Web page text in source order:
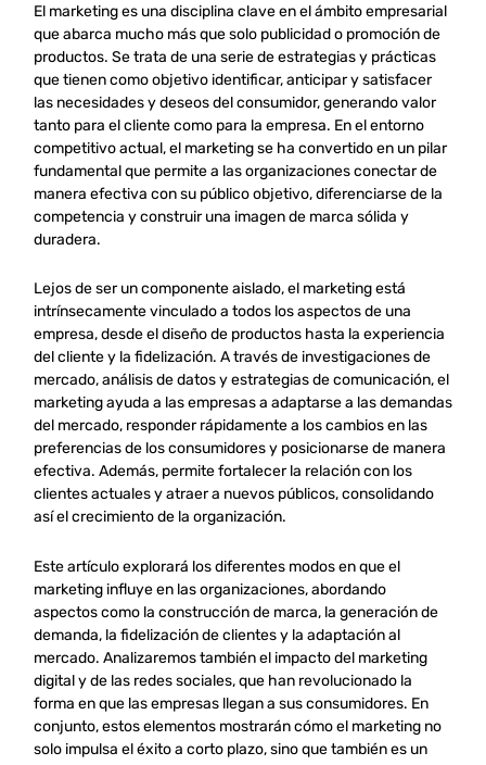
El marketing es una disciplina clave en el ámbito empresarial
que abarca mucho más que solo publicidad o promoción de
productos. Se trata de una serie de estrategias y prácticas
que tienen como objetivo identificar, anticipar y satisfacer
las necesidades y deseos del consumidor, generando valor
tanto para el cliente como para la empresa. En el entorno
competitivo actual, el marketing se ha convertido en un pilar
fundamental que permite a las organizaciones conectar de
manera efectiva con su público objetivo, diferenciarse de la
competencia y construir una imagen de marca sólida y
duradera.
Lejos de ser un componente aislado, el marketing está
intrínsecamente vinculado a todos los aspectos de una
empresa, desde el diseño de productos hasta la experiencia
del cliente y la fidelización. A través de investigaciones de
mercado, análisis de datos y estrategias de comunicación, el
marketing ayuda a las empresas a adaptarse a las demandas
del mercado, responder rápidamente a los cambios en las
preferencias de los consumidores y posicionarse de manera
efectiva. Además, permite fortalecer la relación con los
clientes actuales y atraer a nuevos públicos, consolidando
así el crecimiento de la organización.
Este artículo explorará los diferentes modos en que el
marketing influye en las organizaciones, abordando
aspectos como la construcción de marca, la generación de
demanda, la fidelización de clientes y la adaptación al
mercado. Analizaremos también el impacto del marketing
digital y de las redes sociales, que han revolucionado la
forma en que las empresas llegan a sus consumidores. En
conjunto, estos elementos mostrarán cómo el marketing no
solo impulsa el éxito a corto plazo, sino que también es un